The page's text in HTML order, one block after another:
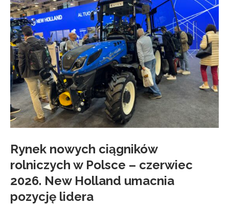
Rynek nowych ciągników
rolniczych w Polsce – czerwiec
2026. New Holland umacnia
pozycję lidera